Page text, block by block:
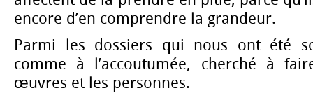
encore d’en comprendre la grandeur.
Parmi les dossiers qui nous ont été
comme à l’accoutumée, cherché à
œuvres et les personnes.